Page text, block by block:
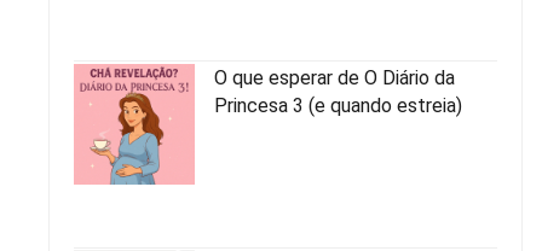
O que esperar de O Diário da
Princesa 3 (e quando estreia)